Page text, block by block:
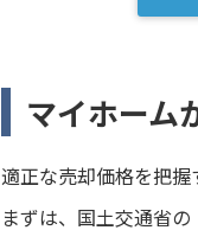
マイホーム
適正な売却価格を把握
まずは、国土交通省